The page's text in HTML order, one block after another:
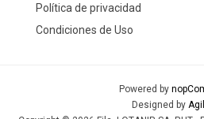
Política de privacidad
Condiciones de Uso
Powered by
Designed by